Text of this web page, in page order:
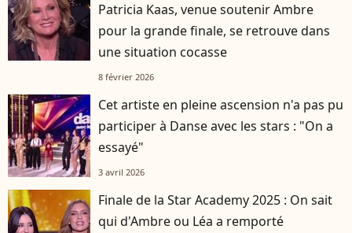
Patricia Kaas, venue soutenir Ambre
pour la grande finale, se retrouve dans
une situation cocasse
8 février 2026
Cet artiste en pleine ascension n'a pas pu
participer à Danse avec les stars : "On a
essayé"
3 avril 2026
Finale de la Star Academy 2025 : On sait
qui d'Ambre ou Léa a remporté